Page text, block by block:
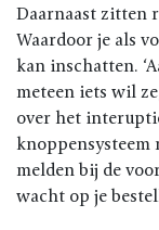
Daarnaast zitten
Waardoor je als
kan inschatten.
meteen iets wil
over het
knoppensysteem
melden bij de
wacht op je